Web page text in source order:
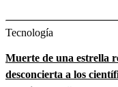
Tecnología
Muerte de una estrella
desconcierta a los